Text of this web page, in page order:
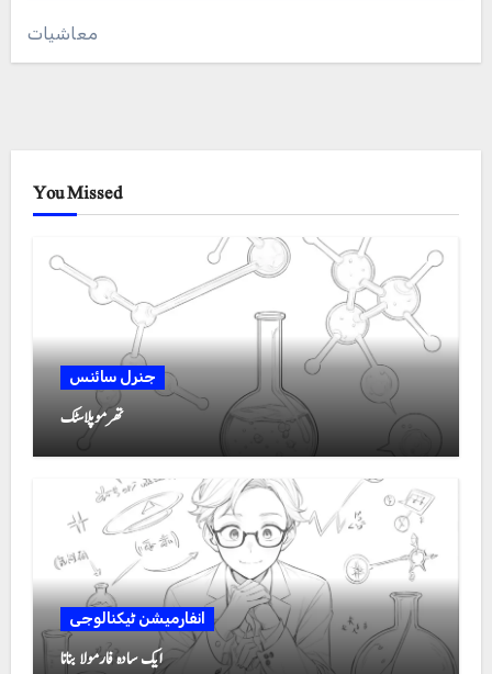
معاشیات
You Missed
جنرل سائنس
تھرموپلاسٹک
انفارمیشن ٹیکنالوجی
ایک سادہ فارمولا بنانا